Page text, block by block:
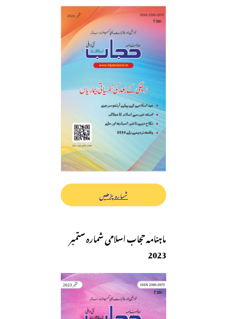
شمارہ پڑھیں
ماہنامہ حجاب اسلامی شمارہ ستمبر
2023